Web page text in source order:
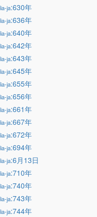
ja:630年
ja:636年
ja:640年
ja:642年
ja:643年
ja:645年
ja:655年
ja:656年
ja:661年
ja:667年
ja:672年
ja:694年
ja:6月13日
ja:710年
ja:740年
ja:743年
ja:744年